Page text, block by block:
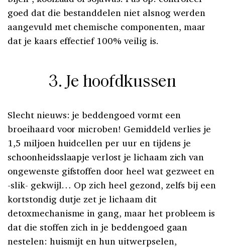
goed dat die bestanddelen niet alsnog werden
aangevuld met chemische componenten, maar
dat je kaars effectief 100% veilig is.
3. Je hoofdkussen
Slecht nieuws: je beddengoed vormt een
broeihaard voor microben! Gemiddeld verlies je
1,5 miljoen huidcellen per uur en tijdens je
schoonheidsslaapje verlost je lichaam zich van
ongewenste gifstoffen door heel wat gezweet en
-slik- gekwijl… Op zich heel gezond, zelfs bij een
kortstondig dutje zet je lichaam dit
detoxmechanisme in gang, maar het probleem is
dat die stoffen zich in je beddengoed gaan
nestelen: huismijt en hun uitwerpselen,